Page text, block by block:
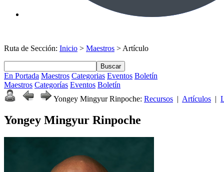
Ruta de Sección: Inicio > Maestros > Artículo
Buscar
En Portada Maestros Categorias Eventos Boletín
Maestros Categorías Eventos Boletín
Yongey Mingyur Rinpoche: Recursos | Artículos |
Yongey Mingyur Rinpoche